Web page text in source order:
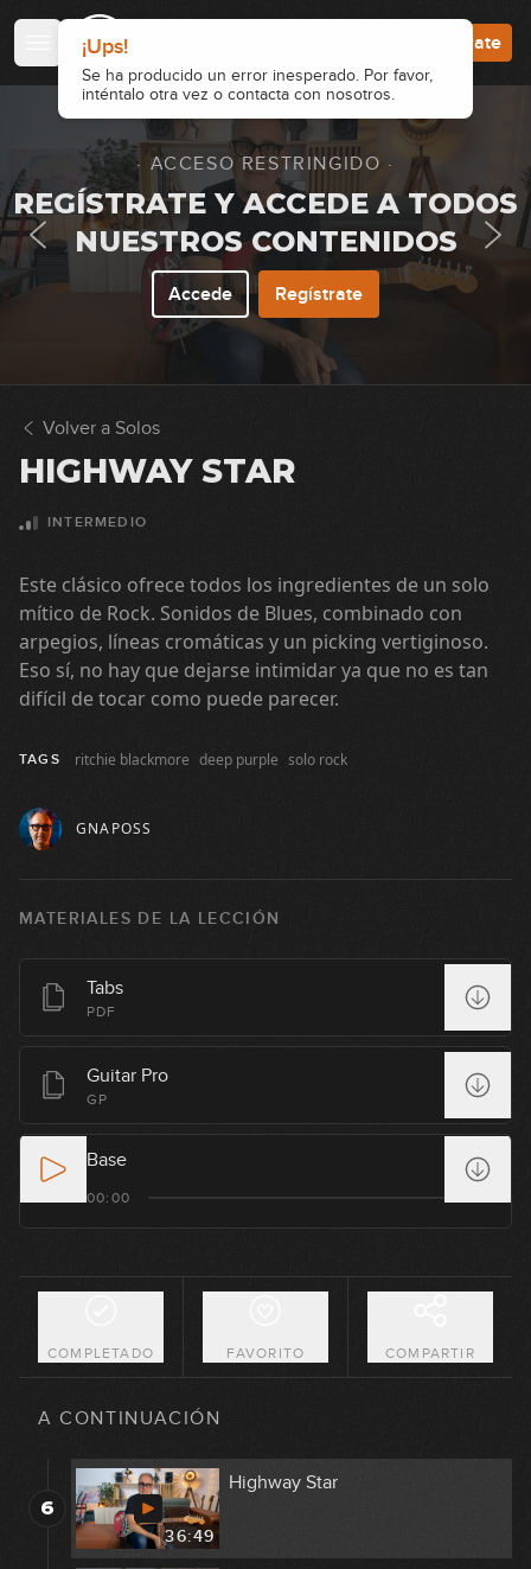
¡Ups!
Se ha producido un error inesperado. Por favor,
inténtalo otra vez o contacta con nosotros.
Regístrate
· ACCESO RESTRINGIDO ·
REGÍSTRATE Y ACCEDE A TODOS
NUESTROS CONTENIDOS
Accede Regístrate
Volver a Solos
HIGHWAY STAR
INTERMEDIO
Este clásico ofrece todos los ingredientes de un solo
mítico de Rock. Sonidos de Blues, combinado con
arpegios, líneas cromáticas y un picking vertiginoso.
Eso sí, no hay que dejarse intimidar ya que no es tan
difícil de tocar como puede parecer.
TAGS ritchie blackmore deep purple solo rock
GNAPOSS
MATERIALES DE LA LECCIÓN
Tabs
PDF
Guitar Pro
GP
Base
00:00
COMPLETADO FAVORITO COMPARTIR
A CONTINUACIÓN
1
16:45
16:44
3
You Shook Me All Night Long
5
Livin' On A Prayer
6
36:49
Highway Star